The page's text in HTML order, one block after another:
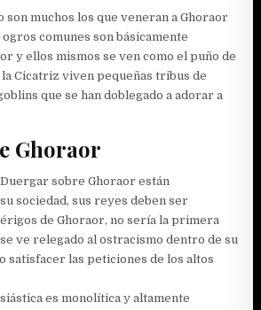
son muchos los que veneran a Ghoraor
comunes son básicamente
y ellos mismos se ven como el puño de
la Cicatriz viven pequeñas tribus de
que se han doblegado a adorar a
Ghoraor
sobre Ghoraor están
sociedad, sus reyes deben ser
de Ghoraor, no sería la primera
ve relegado al ostracismo dentro de su
satisfacer las peticiones de los altos
es monolítica y altamente